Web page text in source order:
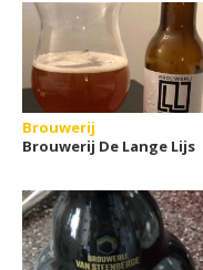
Brouwerij
Brouwerij De Lange Lijs